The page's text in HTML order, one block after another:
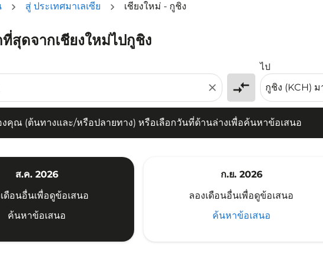
สู่ ประเทศมาเลเซีย เชียงใหม่ - กูชิง
สุดจากเชียงใหม่ไปกูชิง
close compare_arrows
ไป
งคุณ (ต้นทางและ/หรือปลายทาง) หรือเลือกวันที่ด้านล่างเพื่อค้นหาข้อเสนอ
ณ (ต้นทางและ/หรือปลายทาง) หรือเลือกวันที่ด้านล่างเพื่อค้นหาข้อเสนอ
ส.ค. 2026
ดือนอื่นเพื่อดูข้อเสนอ
ค้นหาข้อเสนอ
ก.ย. 2026
ลองเดือนอื่นเพื่อดูข้อเสนอ
ค้นหาข้อเสนอ